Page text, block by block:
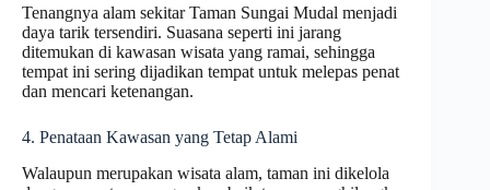
Tenangnya alam sekitar Taman Sungai Mudal menjadi
daya tarik tersendiri. Suasana seperti ini jarang
ditemukan di kawasan wisata yang ramai, sehingga
tempat ini sering dijadikan tempat untuk melepas penat
dan mencari ketenangan.
4. Penataan Kawasan yang Tetap Alami
Walaupun merupakan wisata alam, taman ini dikelola